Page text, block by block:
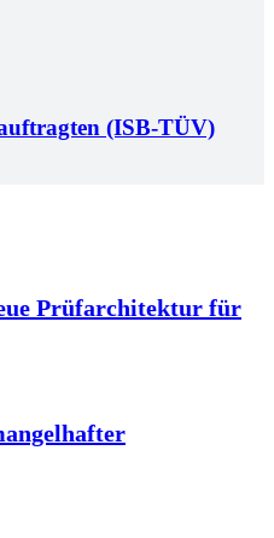
(ISB-TÜV)
Prüfarchitektur für